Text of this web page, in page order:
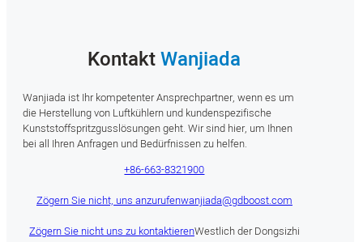
KontaktWanjiada
Wanjiada ist Ihr kompetenter Ansprechpartner, wenn es um
die Herstellung von Luftkühlern und kundenspezifische
Kunststoffspritzgusslösungen geht. Wir sind hier, um Ihnen
bei all Ihren Anfragen und Bedürfnissen zu helfen.
+86-663-8321900
Zögern Sie nicht, uns anzurufenwanjiada@gdboost.com
Zögern Sie nicht uns zu kontaktierenWestlich der Dongsizhi